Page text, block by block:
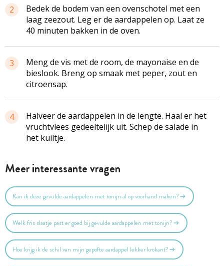
2
Bedek de bodem van een ovenschotel met een
laag zeezout. Leg er de aardappelen op. Laat ze
40 minuten bakken in de oven.
3
Meng de vis met de room, de mayonaise en de
bieslook. Breng op smaak met peper, zout en
citroensap.
4
Halveer de aardappelen in de lengte. Haal er het
vruchtvlees gedeeltelijk uit. Schep de salade in
het kuiltje.
Meer interessante vragen
Kan ik deze gevulde aardappelen met tonijn al op voorhand maken?
Welk fris slaatje past er goed bij gevulde aardappelen met tonijn?
Hoe krijg ik de schil van mijn gepofte aardappel lekker krokant?